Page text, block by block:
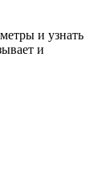
и узнать
и